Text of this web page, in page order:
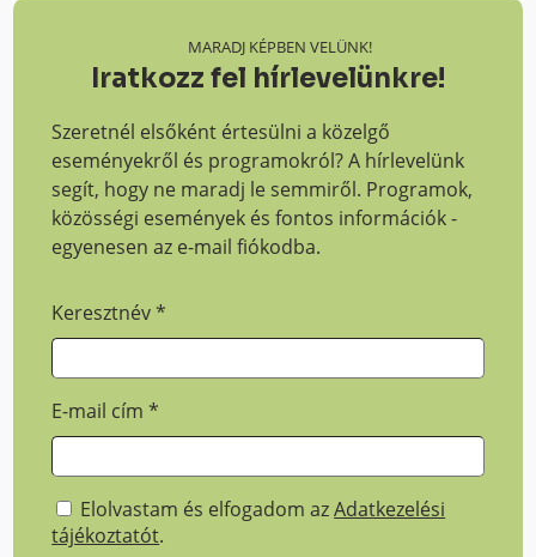
MARADJ KÉPBEN VELÜNK!
Iratkozz fel hírlevelünkre!
Szeretnél elsőként értesülni a közelgő
eseményekről és programokról? A hírlevelünk
segít, hogy ne maradj le semmiről. Programok,
közösségi események és fontos információk -
egyenesen az e-mail fiókodba.
Keresztnév*
E-mail cím*
Elolvastam és elfogadom azAdatkezelési
tájékoztatót.